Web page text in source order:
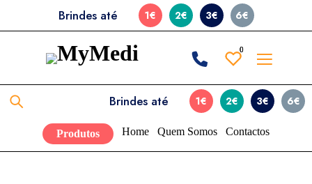
Brindes até 1€ 2€ 3€ 6€
0
0
Brindes até 1€ 2€ 3€ 6€
Produtos Home Quem Somos Contactos